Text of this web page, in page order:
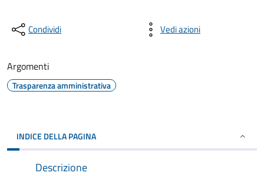
Condividi Vedi azioni
Argomenti
Trasparenza amministrativa
INDICE DELLA PAGINA
Descrizione